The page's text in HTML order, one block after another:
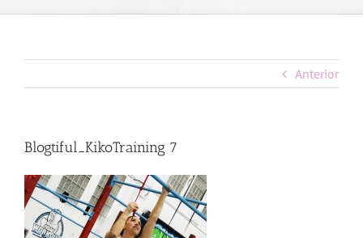
Anterior
Blogtiful_KikoTraining 7